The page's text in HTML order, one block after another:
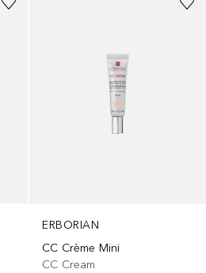
ERBORIAN
CC Crème Mini
CC Cream